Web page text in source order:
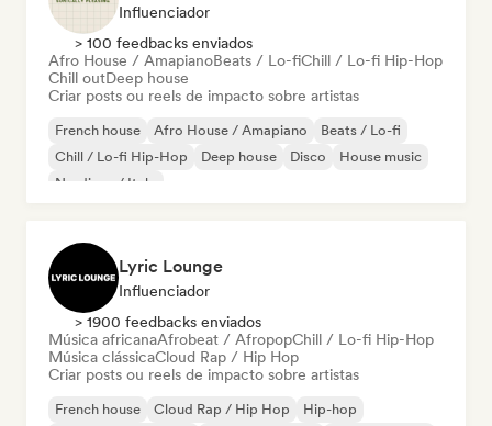
Influenciador
> 100 feedbacks enviados
Afro House / AmapianoBeats / Lo-fiChill / Lo-fi Hip-Hop
Chill outDeep house
Criar posts ou reels de impacto sobre artistas
French house Afro House / Amapiano
Beats / Lo-fi
Chill / Lo-fi Hip-Hop
Deep house Disco
House music
Nu-disco / Italo
Lyric Lounge
Influenciador
> 1900 feedbacks enviados
Música africanaAfrobeat / AfropopChill / Lo-fi Hip-Hop
Música clássicaCloud Rap / Hip Hop
Criar posts ou reels de impacto sobre artistas
French house Cloud Rap / Hip Hop
Hip-hop